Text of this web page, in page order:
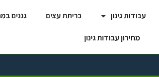
עבודות גינון כריתת עצים גננים
מחירון עבודות גינון